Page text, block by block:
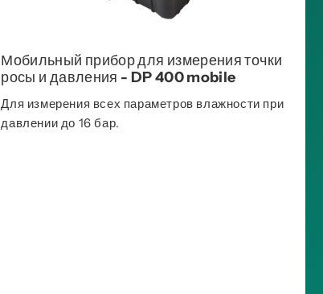
Мобильный прибор для измерения точки
росы и давления - DP 400 mobile
Для измерения всех параметров влажности при
давлении до 16 бар.